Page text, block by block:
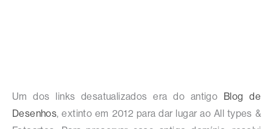
Um dos links desatualizados era do antigo Blog de
Desenhos, extinto em 2012 para dar lugar ao All types &